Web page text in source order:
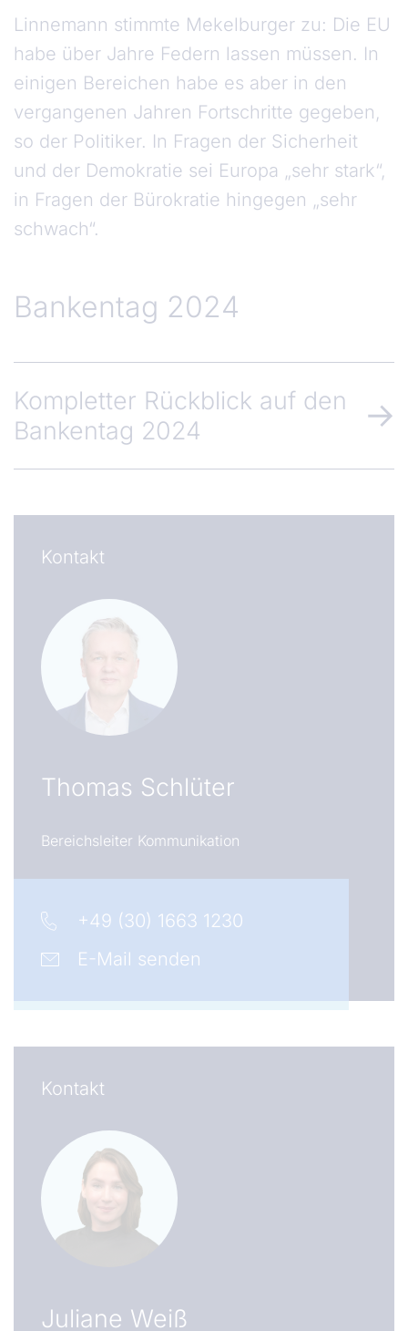
Linnemann stimmte Mekelburger zu: Die EU
habe über Jahre Federn lassen müssen. In
einigen Bereichen habe es aber in den
vergangenen Jahren Fortschritte gegeben,
so der Politiker. In Fragen der Sicherheit
und der Demokratie sei Europa „sehr stark“,
in Fragen der Bürokratie hingegen „sehr
schwach“.
Bankentag 2024
Kompletter Rückblick auf den
Bankentag 2024
Kontakt
Thomas Schlüter
Bereichsleiter Kommunikation
+49 (30) 1663 1230
E-Mail senden
Kontakt
Juliane Weiß